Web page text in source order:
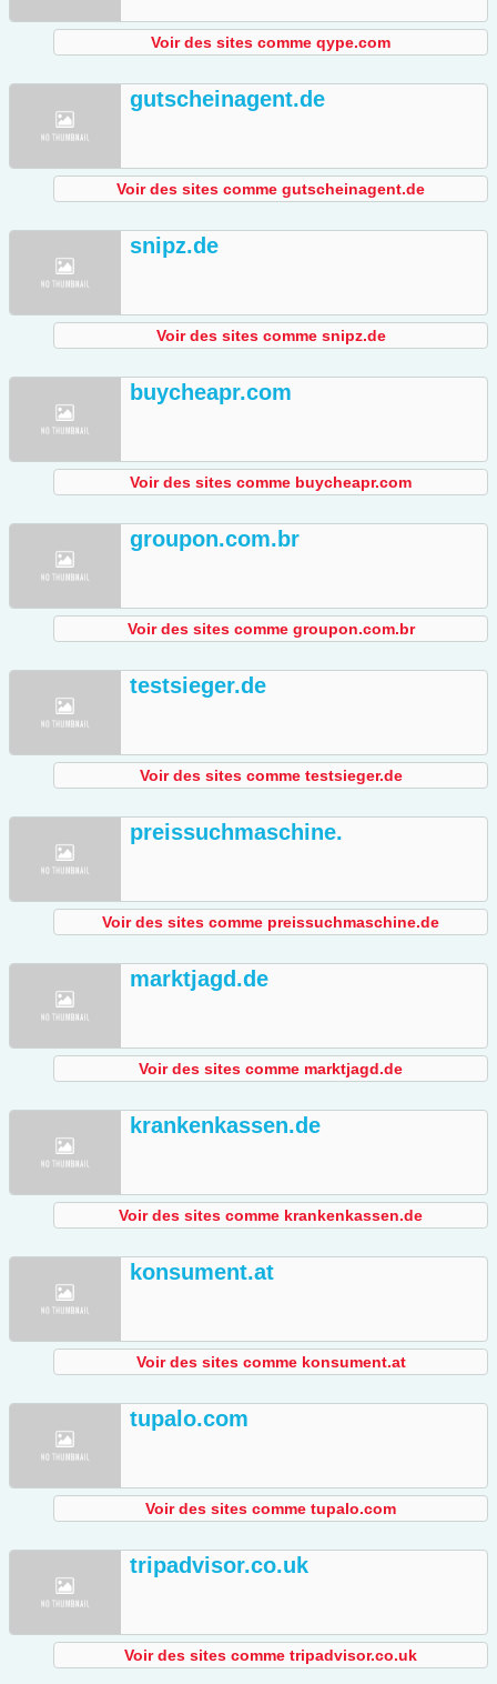
Voir des sites comme qype.com
gutscheinagent.de
Voir des sites comme gutscheinagent.de
snipz.de
Voir des sites comme snipz.de
buycheapr.com
Voir des sites comme buycheapr.com
groupon.com.br
Voir des sites comme groupon.com.br
testsieger.de
Voir des sites comme testsieger.de
preissuchmaschine.
Voir des sites comme preissuchmaschine.de
marktjagd.de
Voir des sites comme marktjagd.de
krankenkassen.de
Voir des sites comme krankenkassen.de
konsument.at
Voir des sites comme konsument.at
tupalo.com
Voir des sites comme tupalo.com
tripadvisor.co.uk
Voir des sites comme tripadvisor.co.uk